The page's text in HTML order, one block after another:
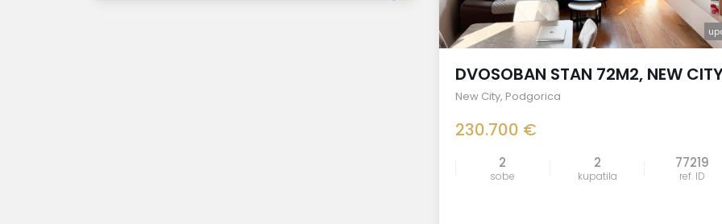
DVOSOBAN STAN 72M2, NEW
New City, Podgorica
230.700 €
2
sobe
2
kupatila
77219
ref. ID